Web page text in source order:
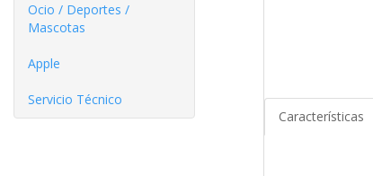
Ocio / Deportes /
Mascotas
Apple
Servicio Técnico
Características